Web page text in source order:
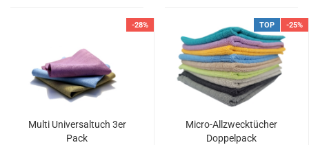
-28%
Multi Universaltuch 3er
Pack
TOP -25%
Micro-Allzwecktücher
Doppelpack